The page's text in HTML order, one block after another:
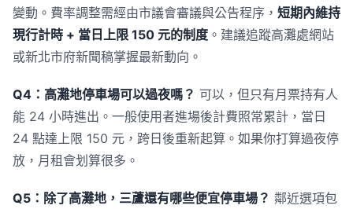
變動。費率調整需經由市議會審議與公告程序， 短期內維持
現行計時 + 當日上限 150 元的制度 。建議追蹤高灘處網站
或新北市府新聞稿掌握最新動向。
Q4：高灘地停車場可以過夜嗎？ 可以，但只有月票持有人
能 24 小時進出。一般使用者進場後計費照常累計，當日
24 點達上限 150 元，跨日後重新起算。如果你打算過夜停
放，月租會划算很多。
Q5：除了高灘地，三蘆還有哪些便宜停車場？ 鄰近選項包